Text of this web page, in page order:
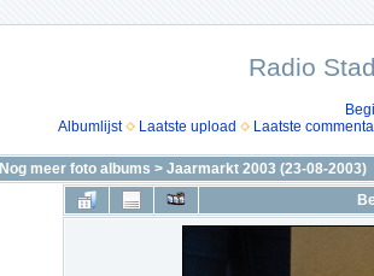
Radio
Albumlijst
Laatste upload Laatste
Nog meer foto albums > Jaarmarkt 2003 (23-08-2003)